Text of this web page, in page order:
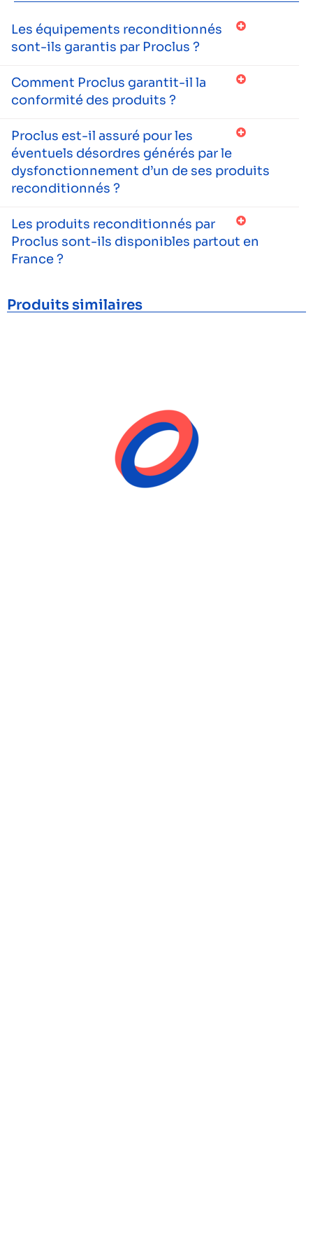
Les équipements reconditionnés
sont-ils garantis par Proclus ?
Comment Proclus garantit-il la
conformité des produits ?
Proclus est-il assuré pour les
éventuels désordres générés par le
dysfonctionnement d’un de ses produits
reconditionnés ?
Les produits reconditionnés par
Proclus sont-ils disponibles partout en
France ?
Produits similaires